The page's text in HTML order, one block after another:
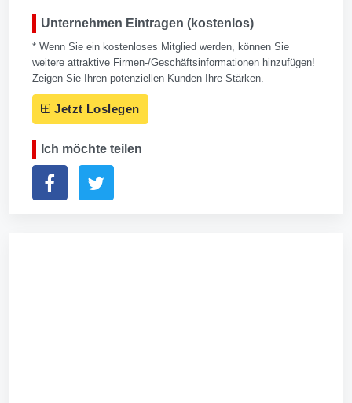
Unternehmen Eintragen (kostenlos)
* Wenn Sie ein kostenloses Mitglied werden, können Sie
weitere attraktive Firmen-/Geschäftsinformationen hinzufügen!
Zeigen Sie Ihren potenziellen Kunden Ihre Stärken.
Jetzt Loslegen
Ich möchte teilen